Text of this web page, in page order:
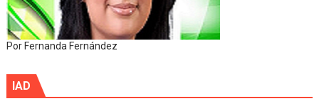
Por Fernanda Fernández
IAD